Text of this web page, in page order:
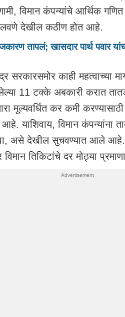
विमान कंपन्यांचे आर्थिक
देखील कठीण होत आहे.
तापलं; खासदार पार्थ पवार
सरकारसमोर काही महत्वाच्या
11 टक्के अबकारी करात
मूल्यवर्धित कर कमी
याशिवाय, विमान कंपन्यांना
असे देखील सुचवण्यात आले आहे.
विमान तिकिटांचे दर मोठ्या